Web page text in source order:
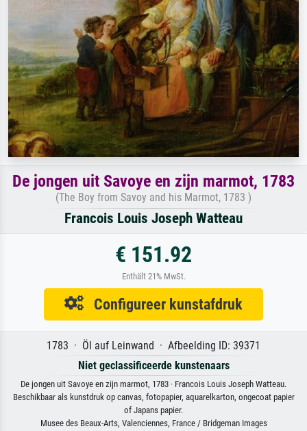
De jongen uit Savoye en zijn marmot, 1783
(The Boy from Savoy and his Marmot, 1783 )
Francois Louis Joseph Watteau
€ 151.92
Enthält 21% MwSt.
Configureer kunstafdruk
1783 · Öl auf Leinwand · Afbeelding ID: 39371
Niet geclassificeerde kunstenaars
De jongen uit Savoye en zijn marmot, 1783 · Francois Louis Joseph Watteau.
Beschikbaar als kunstdruk op canvas, fotopapier, aquarelkarton, ongecoat papier
of Japans papier.
Musee des Beaux-Arts, Valenciennes, France / Bridgeman Images